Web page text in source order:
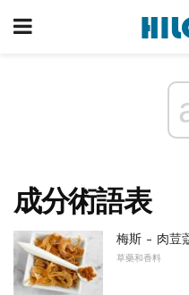
成分術語表
梅斯 - 肉荳
草藥和香料